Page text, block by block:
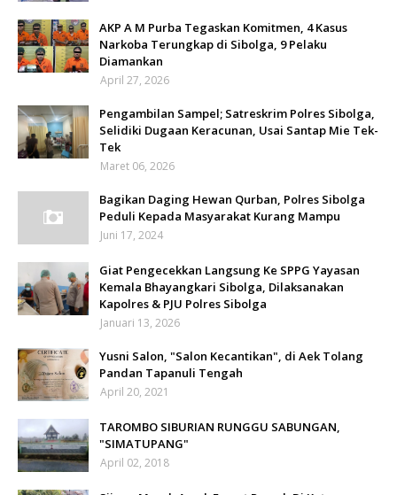
AKP A M Purba Tegaskan Komitmen, 4 Kasus
Narkoba Terungkap di Sibolga, 9 Pelaku
Diamankan
April 27, 2026
Pengambilan Sampel; Satreskrim Polres Sibolga,
Selidiki Dugaan Keracunan, Usai Santap Mie Tek-
Tek
Maret 06, 2026
Bagikan Daging Hewan Qurban, Polres Sibolga
Peduli Kepada Masyarakat Kurang Mampu
Juni 17, 2024
Giat Pengecekkan Langsung Ke SPPG Yayasan
Kemala Bhayangkari Sibolga, Dilaksanakan
Kapolres & PJU Polres Sibolga
Januari 13, 2026
Yusni Salon, "Salon Kecantikan", di Aek Tolang
Pandan Tapanuli Tengah
April 20, 2021
TAROMBO SIBURIAN RUNGGU SABUNGAN,
"SIMATUPANG"
April 02, 2018